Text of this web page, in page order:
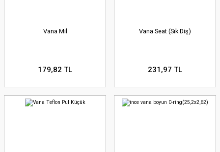
Vana Mil
179,82 TL
Vana Seat (Sık Diş)
231,97 TL